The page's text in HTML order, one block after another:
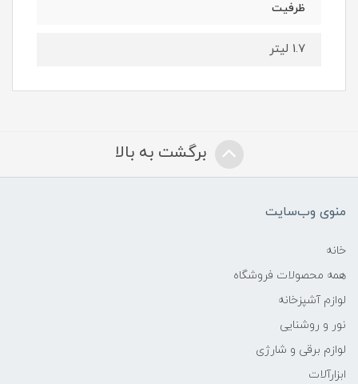
ظرفیت
1.7 لیتر
برگشت به بالا
منوی وب‌سایت
خانه
همه محصولات فروشگاه
لوازم آشپزخانه
نور و روشنایی
لوازم برقی و شارژی
ابزارآلات